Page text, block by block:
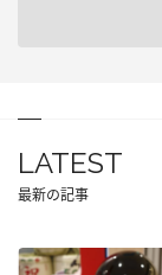
LATEST
最新の記事